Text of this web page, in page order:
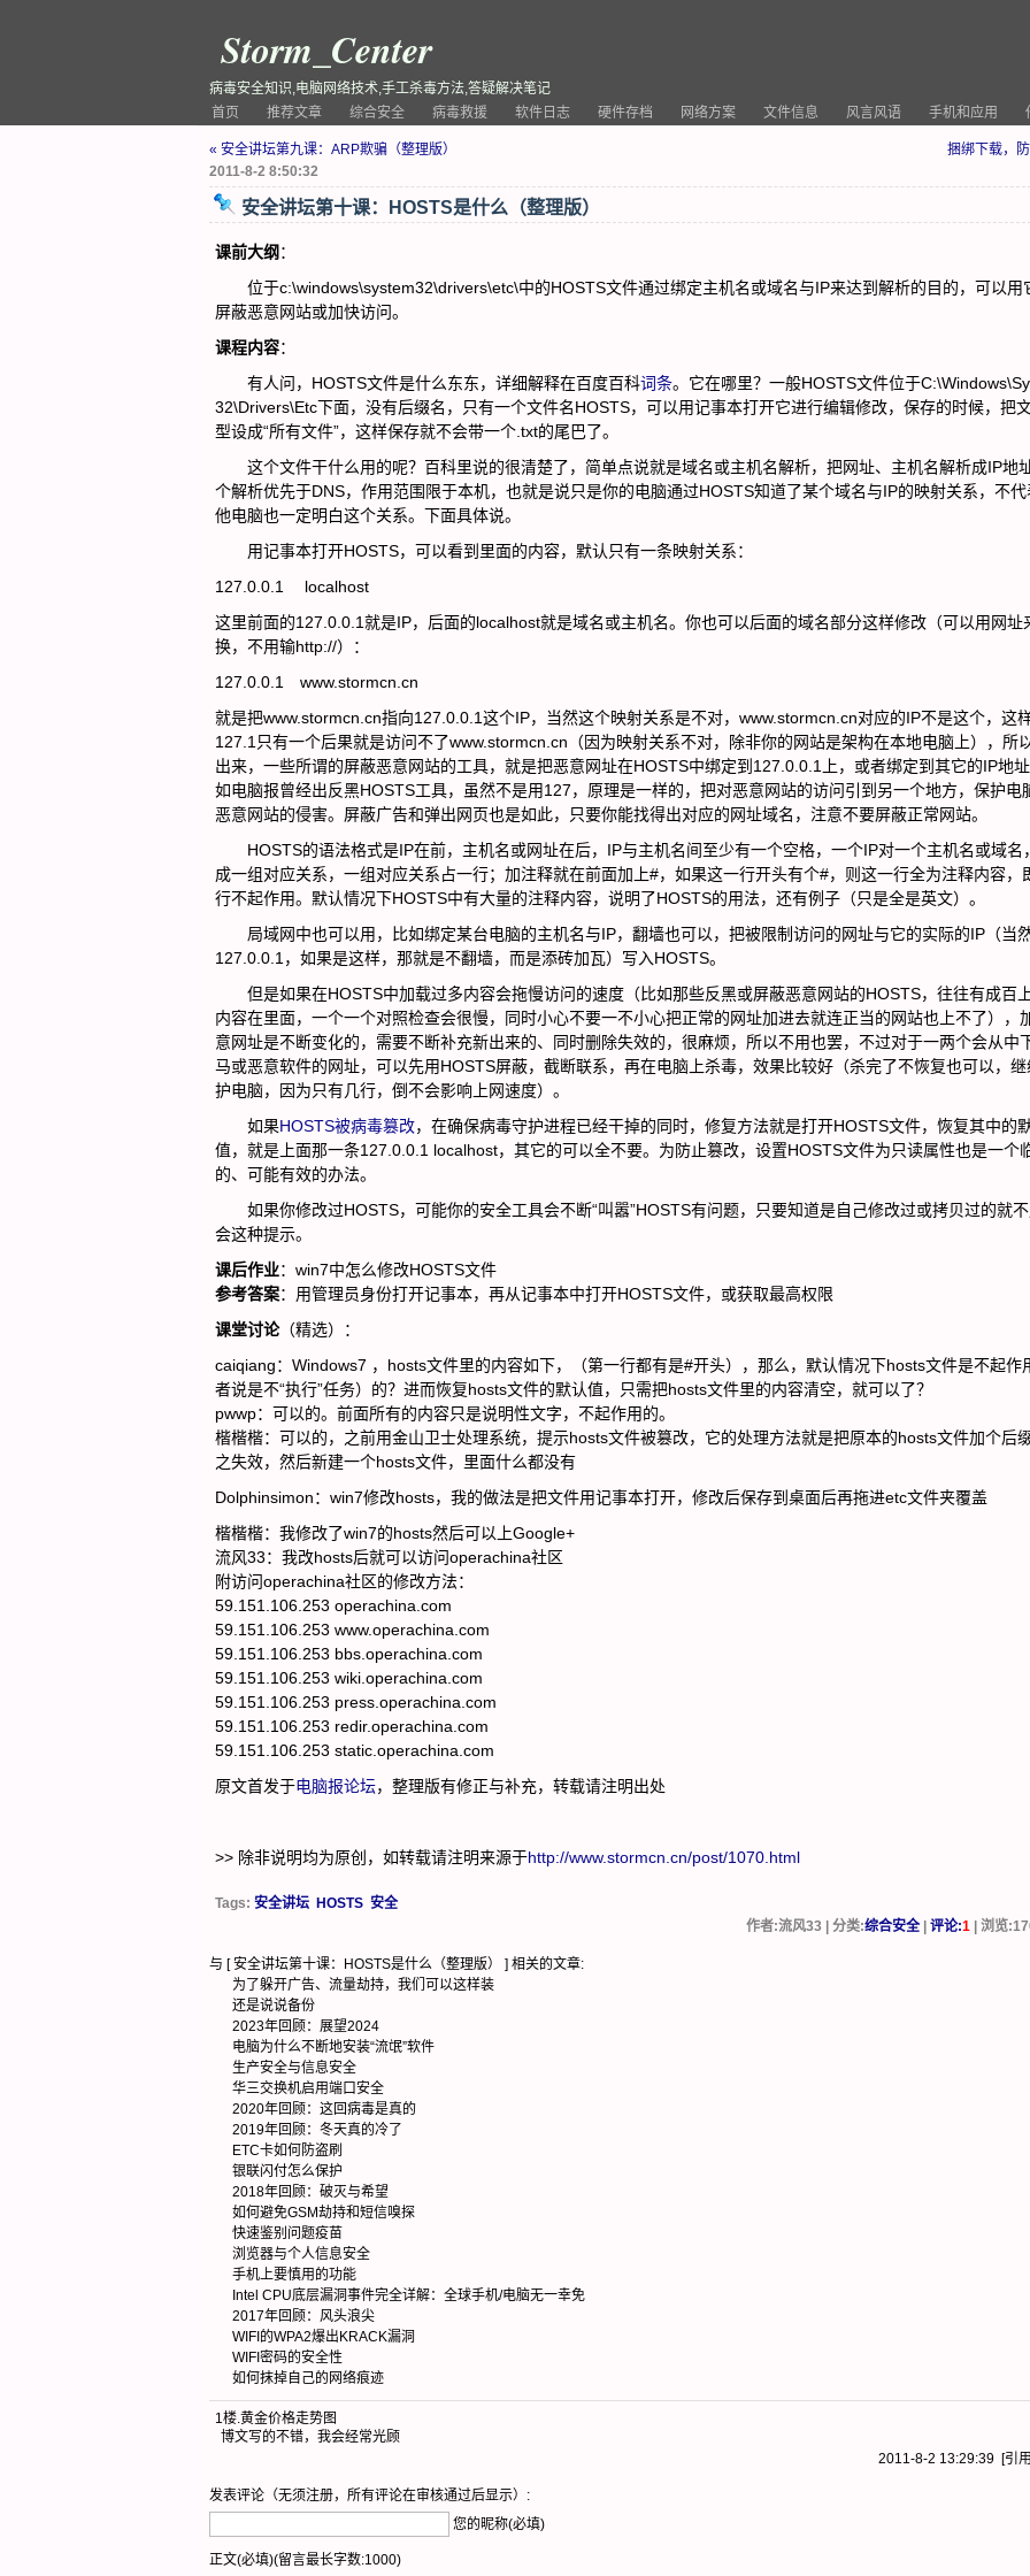
Storm_Center
病毒安全知识,电脑网络技术,手工杀毒方法,答疑解决笔记
首页
推荐文章 综合安全 病毒救援 软件日志 硬件存档 网络方案 文件信息 风言风语 手机和应用
« 安全讲坛第九课：ARP欺骗（整理版）
捆绑下载，
2011-8-2 8:50:32
安全讲坛第十课：HOSTS是什么（整理版）
课前大纲 ：
位于c:\windows\system32\drivers\etc\中的HOSTS文件通过绑定主机名或域名与IP来达到解析的目的，可以用
屏蔽恶意网站或加快访问。
课程内容：
有人问，HOSTS文件是什么东东，详细解释在百度百科词条。它在哪里？一般HOSTS文件位于
32\Drivers\Etc下面，没有后缀名，只有一个文件名HOSTS，可以用记事本打开它进行编辑修改，保存的时候，把
型设成“所有文件”，这样保存就不会带一个.txt的尾巴了。
这个文件干什么用的呢？百科里说的很清楚了，简单点说就是域名或主机名解析，把网址、主机名解析成IP地
个解析优先于DNS，作用范围限于本机，也就是说只是你的电脑通过HOSTS知道了某个域名与IP的映射关系，不代
他电脑也一定明白这个关系。下面具体说。
用记事本打开HOSTS，可以看到里面的内容，默认只有一条映射关系：
127.0.0.1 localhost
这里前面的127.0.0.1就是IP，后面的localhost就是域名或主机名。你也可以后面的域名部分这样修改（可以用网址
换，不用输http://）：
127.0.0.1 www.stormcn.cn
就是把www.stormcn.cn指向127.0.0.1这个IP，当然这个映射关系是不对，www.stormcn.cn对应的IP不是这个，这
127.1只有一个后果就是访问不了www.stormcn.cn（因为映射关系不对，除非你的网站是架构在本地电脑上），所
出来，一些所谓的屏蔽恶意网站的工具，就是把恶意网址在HOSTS中绑定到127.0.0.1上，或者绑定到其它的IP地
如电脑报曾经出反黑HOSTS工具，虽然不是用127，原理是一样的，把对恶意网站的访问引到另一个地方，保护电
恶意网站的侵害。屏蔽广告和弹出网页也是如此，只要你能找得出对应的网址域名，注意不要屏蔽正常网站。
HOSTS的语法格式是IP在前，主机名或网址在后，IP与主机名间至少有一个空格，一个IP对一个主机名或域名
成一组对应关系，一组对应关系占一行；加注释就在前面加上#，如果这一行开头有个#，则这一行全为注释内容，
行不起作用。默认情况下HOSTS中有大量的注释内容，说明了HOSTS的用法，还有例子（只是全是英文）。
局域网中也可以用，比如绑定某台电脑的主机名与IP，翻墙也可以，把被限制访问的网址与它的实际的IP（当
127.0.0.1，如果是这样，那就是不翻墙，而是添砖加瓦）写入HOSTS。
但是如果在HOSTS中加载过多内容会拖慢访问的速度（比如那些反黑或屏蔽恶意网站的HOSTS，往往有成百
内容在里面，一个一个对照检查会很慢，同时小心不要一不小心把正常的网址加进去就连正当的网站也上不了），
意网址是不断变化的，需要不断补充新出来的、同时删除失效的，很麻烦，所以不用也罢，不过对于一两个会从中
马或恶意软件的网址，可以先用HOSTS屏蔽，截断联系，再在电脑上杀毒，效果比较好（杀完了不恢复也可以，继
护电脑，因为只有几行，倒不会影响上网速度）。
如果HOSTS被病毒篡改，在确保病毒守护进程已经干掉的同时，修复方法就是打开HOSTS文件，恢复其中的
值，就是上面那一条127.0.0.1 localhost，其它的可以全不要。为防止篡改，设置HOSTS文件为只读属性也是一个
的、可能有效的办法。
如果你修改过HOSTS，可能你的安全工具会不断“叫嚣”HOSTS有问题，只要知道是自己修改过或拷贝过的就
会这种提示。
课后作业：win7中怎么修改HOSTS文件
参考答案：用管理员身份打开记事本，再从记事本中打开HOSTS文件，或获取最高权限
课堂讨论（精选）：
caiqiang：Windows7 ，hosts文件里的内容如下，（第一行都有是#开头），那么，默认情况下hosts文件是不起作
者说是不“执行”任务）的？进而恢复hosts文件的默认值，只需把hosts文件里的内容清空，就可以了？
pwwp：可以的。前面所有的内容只是说明性文字，不起作用的。
楷楷楷：可以的，之前用金山卫士处理系统，提示hosts文件被篡改，它的处理方法就是把原本的hosts文件加个后
之失效，然后新建一个hosts文件，里面什么都没有
Dolphinsimon：win7修改hosts，我的做法是把文件用记事本打开，修改后保存到桌面后再拖进etc文件夹覆盖
楷楷楷：我修改了win7的hosts然后可以上Google+
流风33：我改hosts后就可以访问operachina社区
附访问operachina社区的修改方法：
59.151.106.253 operachina.com
59.151.106.253 www.operachina.com
59.151.106.253 bbs.operachina.com
59.151.106.253 wiki.operachina.com
59.151.106.253 press.operachina.com
59.151.106.253 redir.operachina.com
59.151.106.253 static.operachina.com
原文首发于电脑报论坛，整理版有修正与补充，转载请注明出处
>> 除非说明均为原创，如转载请注明来源于http://www.stormcn.cn/post/1070.html
Tags: 安全讲坛 HOSTS 安全
作者:流风33 | 分类:综合安全|评论:1 | 浏览:
与 [安全讲坛第十课：HOSTS是什么（整理版）
] 相关的文章:
为了躲开广告、流量劫持，我们可以这样装
还是说说备份
2023年回顾：展望2024
电脑为什么不断地安装“流氓”软件
生产安全与信息安全
华三交换机启用端口安全
2020年回顾：这回病毒是真的
2019年回顾：冬天真的冷了
ETC卡如何防盗刷
银联闪付怎么保护
2018年回顾：破灭与希望
如何避免GSM劫持和短信嗅探
快速鉴别问题疫苗
浏览器与个人信息安全
手机上要慎用的功能
Intel CPU底层漏洞事件完全详解：全球手机/电脑无一幸免
2017年回顾：风头浪尖
WIFI的WPA2爆出KRACK漏洞
WIFI密码的安全性
如何抹掉自己的网络痕迹
1楼.黄金价格走势图
博文写的不错，我会经常光顾
2011-8-2 13:29:39 [引
发表评论（无须注册，所有评论在审核通过后显示）:
您的昵称(必填)
正文(必填)(留言最长字数:1000)